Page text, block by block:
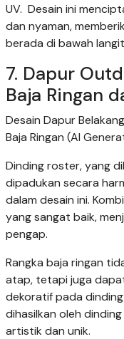
UV. Desain ini
dan nyaman,
berada di bawah
7. Dapur
Baja Ringan
Desain Dapur
Baja Ringan (AI
Dinding roster, yang
dipadukan secara
dalam desain ini.
yang sangat baik,
pengap.
Rangka baja ringan
atap, tetapi juga
dekoratif pada
dihasilkan oleh
artistik dan unik.